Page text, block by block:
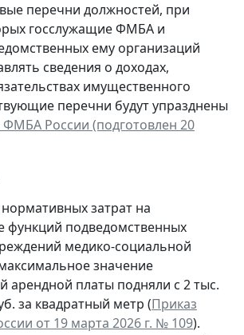
перечни должностей, при
госслужащие ФМБА и
ему организаций
сведения о доходах,
имущественного
перечни будут упразднены
ФМБА России (подготовлен 20
затрат на
функций подведомственных
медико-социальной
значение
арендной платы подняли с 2 тыс.
за квадратный метр (Приказ
от 19 марта 2026 г. № 109).